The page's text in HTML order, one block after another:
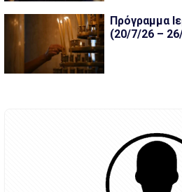
Πρόγραμμα
(20/7/26 –